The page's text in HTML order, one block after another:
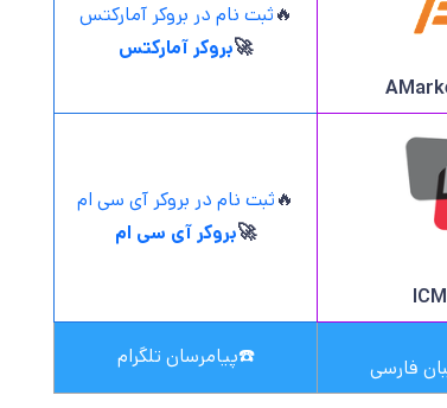
🔥ثبت نام در بروکر آمارکتس
🚀بروکر آمارکتس
🔥ثبت نام در بروکر آی سی ام
🚀بروکر آی سی ام
فارسی ☎️پیامرسان تلگرام